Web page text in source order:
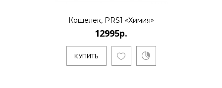
..
КУПИТЬ
Кошелек, PRS1 «Химия»
12995р.
КУПИТЬ